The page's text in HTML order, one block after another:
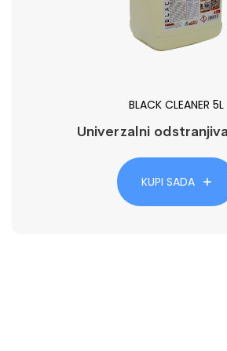
BLACK CLEANER 5L
Univerzalni
KUPI SADA